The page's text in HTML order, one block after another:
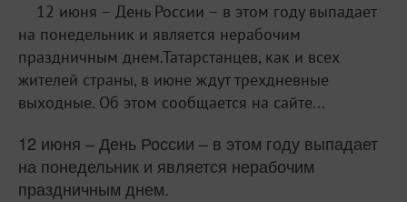
12 июня – День России – в этом году выпадает
на понедельник и является нерабочим
праздничным днем.Татарстанцев, как и всех
жителей страны, в июне ждут трехдневные
выходные. Об этом сообщается на сайте...
12 июня – День России – в этом году выпадает
на понедельник и является нерабочим
праздничным днем.